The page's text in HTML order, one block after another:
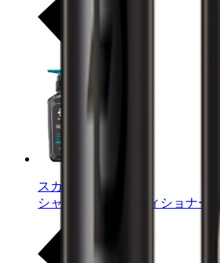
スカルプD NEXT+
シャンプー / コンディショナー